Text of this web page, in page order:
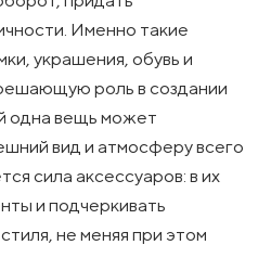
Именно такие
украшения, обувь и
роль в создании
одна вещь может
вид и атмосферу всего
сила аксессуаров: в их
и подчеркивать
не меняя при этом